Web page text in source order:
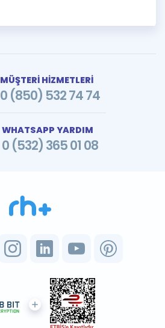
MÜŞTERİ HİZMETLERİ
0 (850) 532 74 74
WHATSAPP YARDIM
0 (532) 365 01 08